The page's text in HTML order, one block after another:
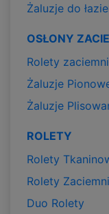
Żaluzje do
OSŁONY
Rolety
Żaluzje
Żaluzje
ROLETY
Rolety
Rolety
Duo Rolety